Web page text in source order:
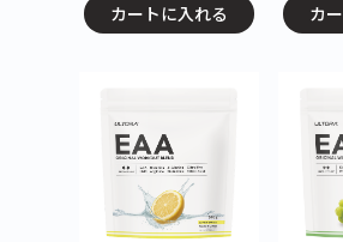
カートに入れる カ